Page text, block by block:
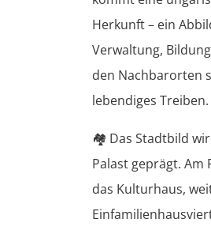
Herkunft – ein
Verwaltung,
den Nachbarorten
lebendiges Treiben.
🏘️ Das Stadtbild
Palast geprägt.
das Kulturhaus,